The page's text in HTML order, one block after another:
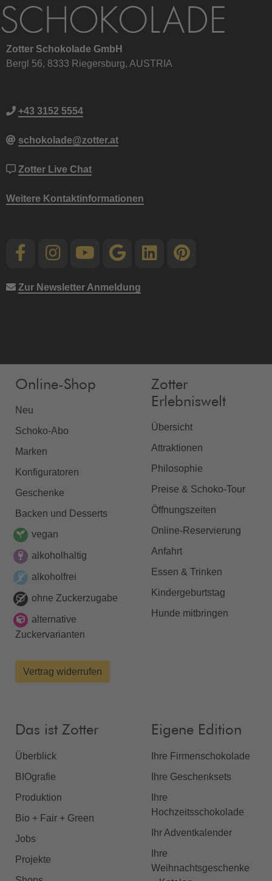
Zotter Schokolade GmbH
Bergl 56, 8333 Riegersburg, AUSTRIA
+43 3152 5554
schokolade@zotter.at
Zotter Live Chat
Weitere Kontaktinformationen
Zur Newsletter Anmeldung
Online-Shop
Neu
Schoko-Abo
Marken
Konfiguratoren
Geschenke
Backen und Desserts
vegan
alkoholhaltig
alkoholfrei
ohne Zuckerzugabe
alternative
Zuckervarianten
Vertrag widerrufen
Zotter
Erlebniswelt
Übersicht
Attraktionen
Philosophie
Preise & Schoko-Tour
Öffnungszeiten
Online-Reservierung
Anfahrt
Essen & Trinken
Kindergeburtstag
Hunde mitbringen
Das ist Zotter
Überblick
BIOgrafie
Produktion
Bio + Fair + Green
Jobs
Projekte
Eigene Edition
Ihre Firmenschokolade
Ihre Geschenksets
Ihre
Hochzeitsschokolade
Ihr Adventkalender
Ihre
Weihnachtsgeschenke